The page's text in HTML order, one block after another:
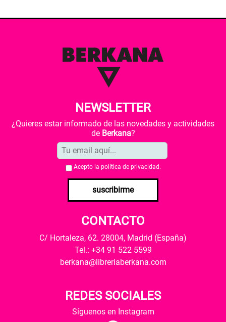
NEWSLETTER
¿Quieres estar informado de las novedades y actividades
de Berkana?
Acepto la política de privacidad .
suscribirme
CONTACTO
C/ Hortaleza, 62. 28004, Madrid (España)
Tel.: +34 91 522 5599
berkana@libreriaberkana.com
REDES SOCIALES
Síguenos en Instagram